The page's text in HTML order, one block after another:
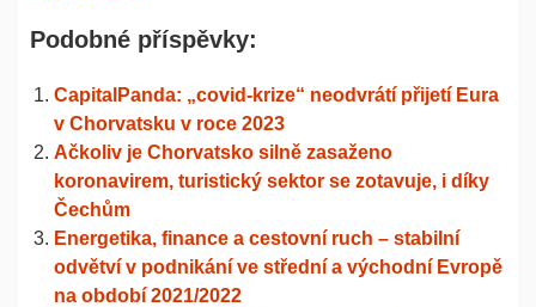
Podobné příspěvky:
CapitalPanda: „covid-krize“ neodvrátí přijetí Eura
v Chorvatsku v roce 2023
Ačkoliv je Chorvatsko silně zasaženo
koronavirem, turistický sektor se zotavuje, i díky
Čechům
Energetika, finance a cestovní ruch – stabilní
odvětví v podnikání ve střední a východní Evropě
na období 2021/2022